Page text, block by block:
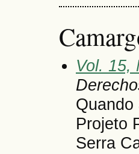
Vol. 15,
Projeto
Serra